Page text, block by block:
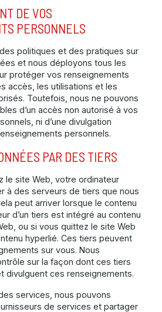
DE VOS
PERSONNELS
politiques et des pratiques sur
et nous déployons tous les
protéger vos renseignements
accès, les utilisations et les
Toutefois, nous ne pouvons
d’un accès non autorisé à vos
ni d’une divulgation
personnels.
PAR DES TIERS
le site Web, votre ordinateur
à des serveurs de tiers que nous
peut arriver lorsque le contenu
d’un tiers est intégré au contenu
ou si vous quittez le site Web
hyperlié. Ces tiers peuvent
sur vous. Nous
sur la façon dont ces tiers
divulguent ces renseignements.
services, nous pouvons
de services et partager